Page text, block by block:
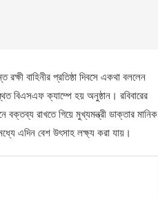
বাহিনীর প্রতিষ্ঠা দিবসে একথা বললেন
বিএসএফ ক্যাম্পে হয় অনুষ্ঠান। রবিবারের
বক্তব্য রাখতে গিয়ে মুখ্যমন্ত্রী ডাক্তার মানিক
এদিন বেশ উৎসাহ লক্ষ্য করা যায়।